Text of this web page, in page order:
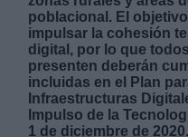
poblacional. El
impulsar la cohesión
digital, por lo que
presenten deberán
incluidas en el Plan
Infraestructuras
Impulso de la
1 de diciembre de
Derechos:
link
Información adicional
link